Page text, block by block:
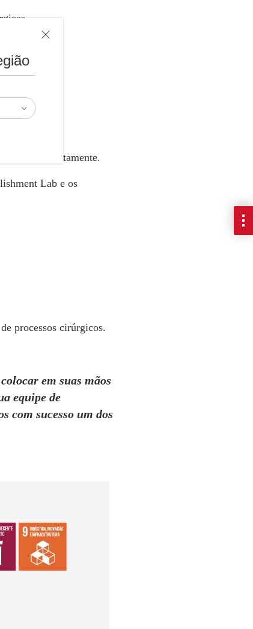
remotamente.
Lab e os
processos cirúrgicos.
em suas mãos
equipe de
com sucesso um dos